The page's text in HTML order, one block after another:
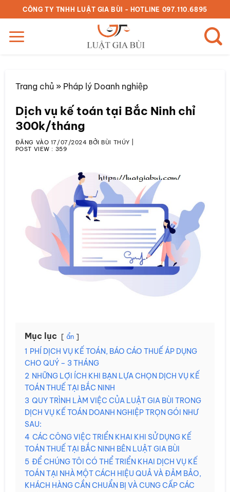
qua
nội
dung
CÔNG TY TNHH LUẬT GIA BÙI - HOTLINE 097.110.6895
Trang chủ» Pháp lý Doanh nghiệp
Dịch vụ kế toán tại Bắc Ninh chỉ
300k/tháng
ĐĂNG VÀO 17/07/2024 BỞIBÙI THÚY
POST VIEW : 359
Mục lục ẩn
1 PHÍ DỊCH VỤ KẾ TOÁN, BÁO CÁO THUẾ ÁP DỤNG
CHO QUÝ – 3 THÁNG
2 NHỮNG LỢI ÍCH KHI BẠN LỰA CHỌN DỊCH VỤ KẾ
TOÁN THUẾ TẠI BẮC NINH
3 QUY TRÌNH LÀM VIỆC CỦA LUẬT GIA BÙI TRONG
DỊCH VỤ KẾ TOÁN DOANH NGHIỆP TRỌN GÓI NHƯ
SAU:
4 CÁC CÔNG VIỆC TRIỂN KHAI KHI SỬ DỤNG KẾ
TOÁN THUẾ TẠI BẮC NINH BÊN LUẬT GIA BÙI
5 ĐỂ CHÚNG TÔI CÓ THỂ TRIỂN KHAI DỊCH VỤ KẾ
TOÁN TẠI NHÀ MỘT CÁCH HIỆU QUẢ VÀ ĐẢM BẢO,
KHÁCH HÀNG CẦN CHUẨN BỊ VÀ CUNG CẤP CÁC